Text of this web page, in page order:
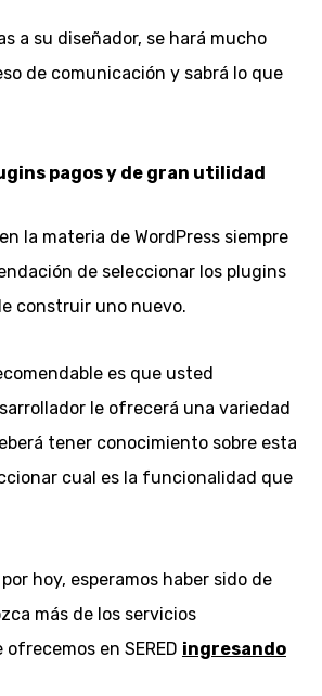
a su diseñador, se hará mucho
de comunicación y sabrá lo que
pagos y de gran utilidad
la materia de WordPress siempre
de seleccionar los plugins
construir uno nuevo.
es que usted
le ofrecerá una variedad
tener conocimiento sobre esta
cual es la funcionalidad que
hoy, esperamos haber sido de
más de los servicios
en SERED ingresando